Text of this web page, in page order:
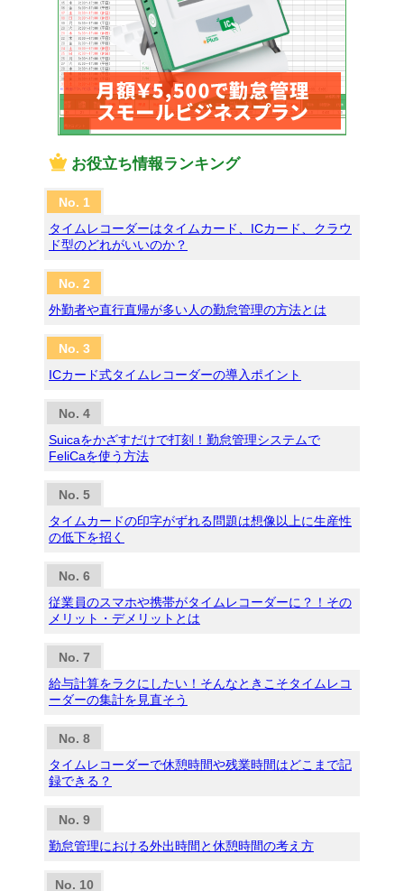
お役立ち情報ランキング
タイムレコーダーはタイムカード、ICカード、クラウ
ド型のどれがいいのか？
外勤者や直行直帰が多い人の勤怠管理の方法とは
ICカード式タイムレコーダーの導入ポイント
Suicaをかざすだけで打刻！勤怠管理システムで
FeliCaを使う方法
タイムカードの印字がずれる問題は想像以上に生産性
の低下を招く
従業員のスマホや携帯がタイムレコーダーに？！その
メリット・デメリットとは
給与計算をラクにしたい！そんなときこそタイムレコ
ーダーの集計を見直そう
タイムレコーダーで休憩時間や残業時間はどこまで記
録できる？
勤怠管理における外出時間と休憩時間の考え方